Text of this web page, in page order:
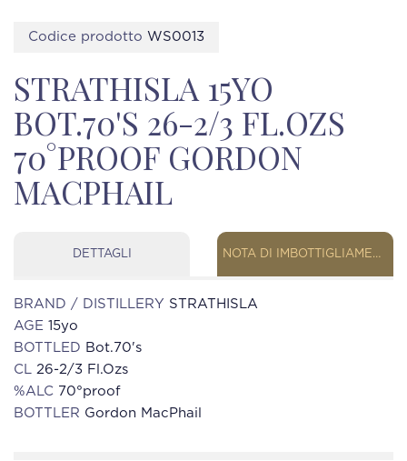
Codice prodotto WS0013
STRATHISLA 15YO
BOT.70'S 26-2/3 FL.OZS
70°PROOF GORDON
MACPHAIL
DETTAGLI NOTA DI IMBOTTIGLIAMENTO
BRAND / DISTILLERY STRATHISLA
AGE 15yo
BOTTLED Bot.70's
CL 26-2/3 Fl.Ozs
%ALC 70°proof
BOTTLER Gordon MacPhail